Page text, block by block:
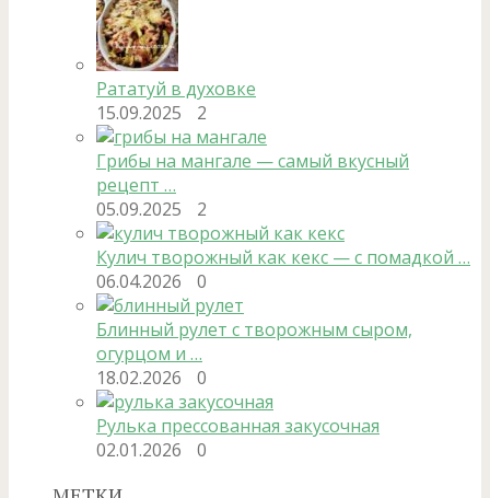
Рататуй в духовке
15.09.2025
2
Грибы на мангале — самый вкусный
рецепт …
05.09.2025
2
Кулич творожный как кекс — с помадкой …
06.04.2026
0
Блинный рулет с творожным сыром,
огурцом и …
18.02.2026
0
Рулька прессованная закусочная
02.01.2026
0